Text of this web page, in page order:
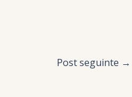
Post seguinte →